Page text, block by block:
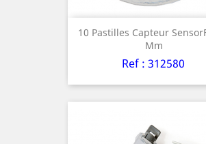
10 Pastilles Capteur
Mm
Ref : 312580